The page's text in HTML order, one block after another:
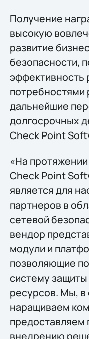
Получение
высокую
развитие
безопасности,
эффективность
потребностями
дальнейшие
долгосрочных
Check Point
«На
Check Point
является для
партнеров в
сетевой
вендор
модули и
позволяющие
систему
ресурсов. Мы,
наращиваем
предоставляем